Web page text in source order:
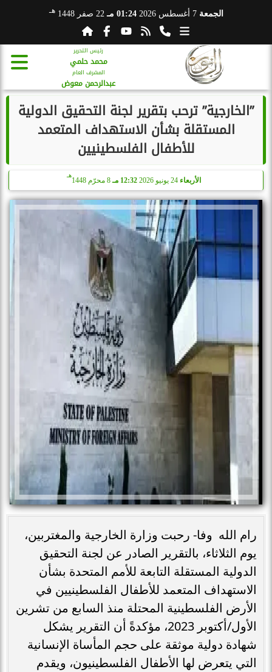
الجمعة 7 أغسطس 2026 01:24 مـ 22 صفر 1448 هـ
رئيس التحرير
محمد حلمي
المشرف العام
عبدالرحمن معوض
”الخارجية” ترحب بتقرير لجنة التحقيق الدولية
المستقلة بشأن الاستهداف المتعمد
للأطفال الفلسطينيين
الأربعاء 24 يونيو 2026 12:32 مـ 8 محرّم 1448
هـ
رام الله وفا- رحبت وزارة الخارجية والمغتربين،
يوم الثلاثاء، بالتقرير الصادر عن لجنة التحقيق
الدولية المستقلة التابعة للأمم المتحدة بشأن
الاستهداف المتعمد للأطفال الفلسطينيين في
الأرض الفلسطينية المحتلة منذ السابع من تشرين
الأول/أكتوبر 2023، مؤكدةً أن التقرير يشكل
شهادة دولية موثقة على حجم المأساة الإنسانية
التي يتعرض لها الأطفال الفلسطينيون، ويقدم